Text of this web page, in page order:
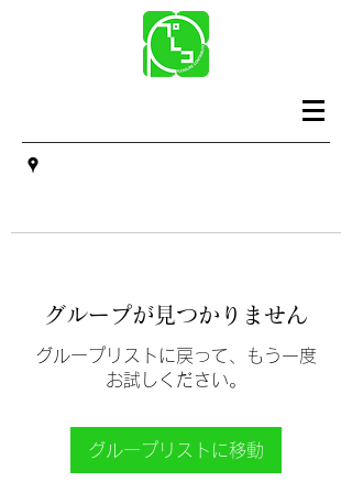
グループが見つかりません
グループリストに戻って、もう一度
お試しください。
グループリストに移動